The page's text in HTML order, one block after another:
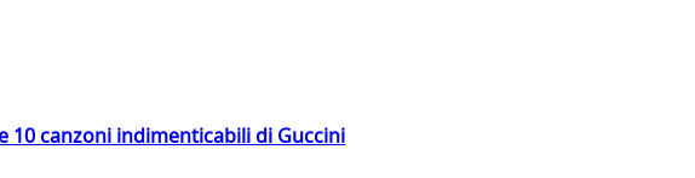
10 canzoni indimenticabili di Guccini